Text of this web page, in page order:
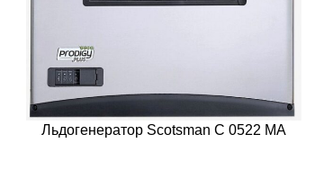
Льдогенератор Scotsman C 0522 MA